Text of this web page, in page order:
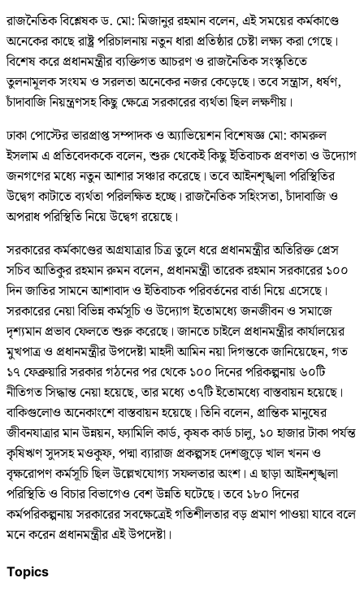
রাজনৈতিক বিশ্লেষক ড. মো: মিজানুর রহমান বলেন, এই সময়ের কর্মকাণ্ডে
অনেকের কাছে রাষ্ট্র পরিচালনায় নতুন ধারা প্রতিষ্ঠার চেষ্টা লক্ষ্য করা গেছে।
বিশেষ করে প্রধানমন্ত্রীর ব্যক্তিগত আচরণ ও রাজনৈতিক সংস্কৃতিতে
তুলনামূলক সংযম ও সরলতা অনেকের নজর কেড়েছে। তবে সন্ত্রাস, ধর্ষণ,
চাঁদাবাজি নিয়ন্ত্রণসহ কিছু ক্ষেত্রে সরকারের ব্যর্থতা ছিল লক্ষণীয়।
ঢাকা পোস্টের ভারপ্রাপ্ত সম্পাদক ও অ্যাভিয়েশন বিশেষজ্ঞ মো: কামরুল
ইসলাম এ প্রতিবেদককে বলেন, শুরু থেকেই কিছু ইতিবাচক প্রবণতা ও উদ্যোগ
জনগণের মধ্যে নতুন আশার সঞ্চার করেছে। তবে আইনশৃঙ্খলা পরিস্থিতির
উদ্বেগ কাটাতে ব্যর্থতা পরিলক্ষিত হচ্ছে। রাজনৈতিক সহিংসতা, চাঁদাবাজি ও
অপরাধ পরিস্থিতি নিয়ে উদ্বেগ রয়েছে।
সরকারের কর্মকাণ্ডের অগ্রযাত্রার চিত্র তুলে ধরে প্রধানমন্ত্রীর অতিরিক্ত প্রেস
সচিব আতিকুর রহমান রুমন বলেন, প্রধানমন্ত্রী তারেক রহমান সরকারের ১০০
দিন জাতির সামনে আশাবাদ ও ইতিবাচক পরিবর্তনের বার্তা নিয়ে এসেছে।
সরকারের নেয়া বিভিন্ন কর্মসূচি ও উদ্যোগ ইতোমধ্যে জনজীবন ও সমাজে
দৃশ্যমান প্রভাব ফেলতে শুরু করেছে। জানতে চাইলে প্রধানমন্ত্রীর কার্যালয়ের
মুখপাত্র ও প্রধানমন্ত্রীর উপদেষ্টা মাহদী আমিন নয়া দিগন্তকে জানিয়েছেন, গত
১৭ ফেব্রুয়ারি সরকার গঠনের পর থেকে ১০০ দিনের পরিকল্পনায় ৬০টি
নীতিগত সিদ্ধান্ত নেয়া হয়েছে, তার মধ্যে ৩৭টি ইতোমধ্যে বাস্তবায়ন হয়েছে।
বাকিগুলোও অনেকাংশে বাস্তবায়ন হয়েছে। তিনি বলেন, প্রান্তিক মানুষের
জীবনযাত্রার মান উন্নয়ন, ফ্যামিলি কার্ড, কৃষক কার্ড চালু, ১০ হাজার টাকা পর্যন্ত
কৃষিঋণ সুদসহ মওকুফ, পদ্মা ব্যারাজ প্রকল্পসহ দেশজুড়ে খাল খনন ও
বৃক্ষরোপণ কর্মসূচি ছিল উল্লেখযোগ্য সফলতার অংশ। এ ছাড়া আইনশৃঙ্খলা
পরিস্থিতি ও বিচার বিভাগেও বেশ উন্নতি ঘটেছে। তবে ১৮০ দিনের
কর্মপরিকল্পনায় সরকারের সবক্ষেত্রেই গতিশীলতার বড় প্রমাণ পাওয়া যাবে বলে
মনে করেন প্রধানমন্ত্রীর এই উপদেষ্টা।
Topics